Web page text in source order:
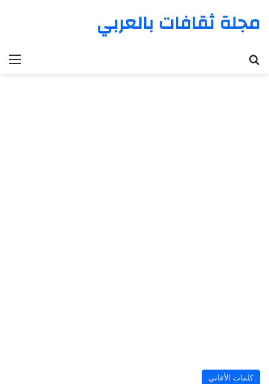
مجلة ثقافات بالعربي
كلمات الأغاني